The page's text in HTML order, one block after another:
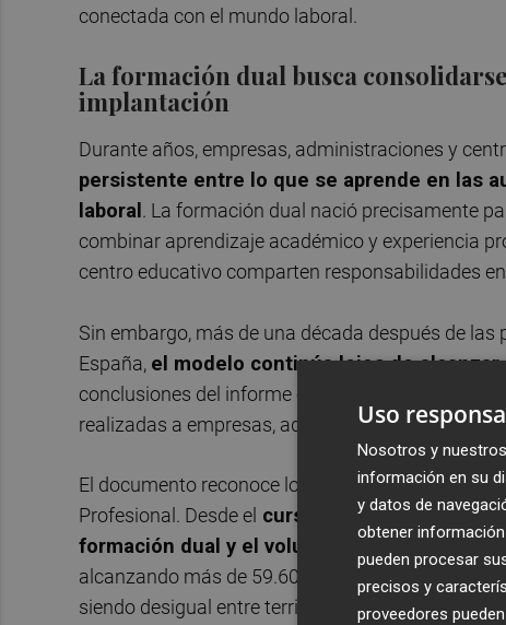
conectada con el mundo laboral.
La formación dual busca
implantación
Durante años, empresas, administraciones y
persistente entre lo que se aprende en las
laboral . La formación dual nació precisamente
combinar aprendizaje académico y experiencia
centro educativo comparten responsabilidades
Sin embargo, más de una década después de
España, el modelo continúa lejos de
conclusiones del informe elaborado por Cotec a
realizadas a empresas, administraciones, centros
El documento reconoce los avances producidos
Profesional. Desde el curso 2018-2019 hasta
formación dual y el volumen de estudiantes
alcanzando más de 59.600 alumnos en esta
siendo desigual entre territorios y niveles
Uso
Nosotros y
información en su
y datos de
obtener
pueden procesar
precisos y
proveedores